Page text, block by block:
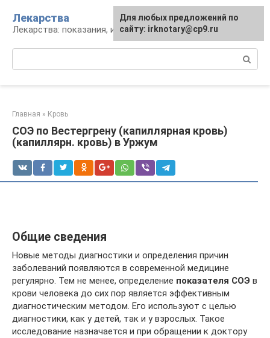
контенту
Лекарства
Лекарства: показания, инструкция, аналоги
Главная » Кровь
СОЭ по Вестергрену (капиллярная кровь)
(капиллярн. кровь) в Уржум
Общие сведения
Новые методы диагностики и определения причин
заболеваний появляются в современной медицине
регулярно. Тем не менее, определение показателя СОЭ в
крови человека до сих пор является эффективным
диагностическим методом. Его используют с целью
диагностики, как у детей, так и у взрослых. Такое
исследование назначается и при обращении к доктору
Для любых предложений по
сайту: irknotary@cp9.ru